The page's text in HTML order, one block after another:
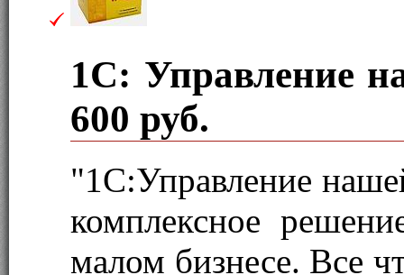
1С: Управление
600 руб.
"1С:Управление
комплексное
малом бизнесе. Все